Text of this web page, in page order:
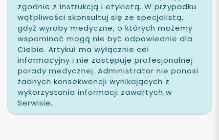
zgodnie z instrukcją i etykietą. W przypadku
wątpliwości skonsultuj się ze specjalistą,
gdyż wyroby medyczne, o których możemy
wspominać mogą nie być odpowiednie dla
Ciebie. Artykuł ma wyłącznie cel
informacyjny i nie zastępuje profesjonalnej
porady medycznej. Administrator nie ponosi
żadnych konsekwencji wynikających z
wykorzystania informacji zawartych w
Serwisie.